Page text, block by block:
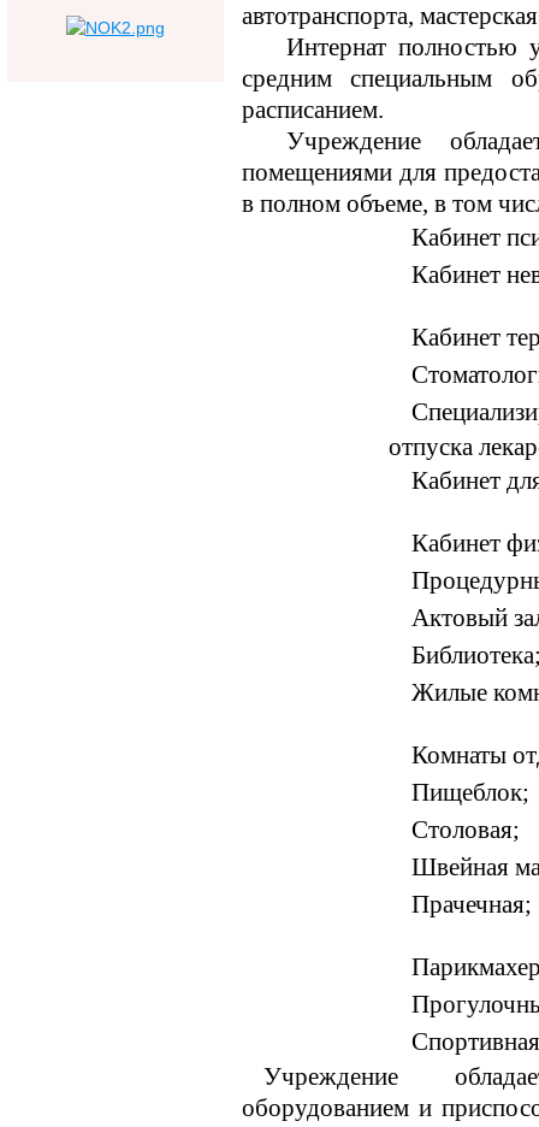
автотранспорта,
Интернат полностью
средним специальным
расписанием.
Учреждение
помещениями для
в полном объеме, в том
Кабинет
Кабинет
Кабинет
отпуска
Кабинет
Кабинет
Актовый
Жилые
Комнаты
Пищеблок;
Столовая;
Швейная
Прачечная;
Учреждение
оборудованием и